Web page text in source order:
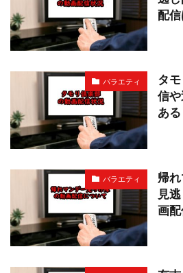
配信
バラエティ
タ
信
ある
バラエティ
帰
見
画